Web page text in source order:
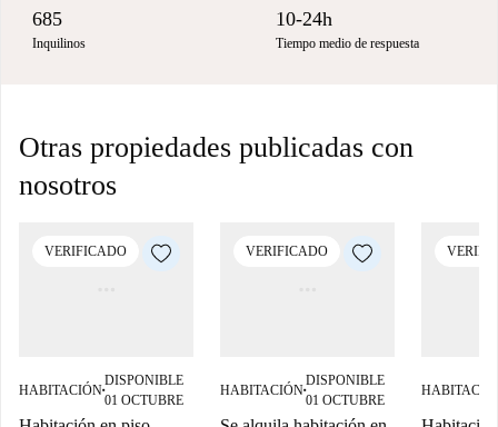
685
Inquilinos
10-24h
Tiempo medio de respuesta
Otras propiedades publicadas con
nosotros
VERIFICADO
HABITACIÓN■
DISPONIBLE
01 OCTUBRE
VERIFICADO
HABITACIÓN■
DISPONIBLE
01 OCTUBRE